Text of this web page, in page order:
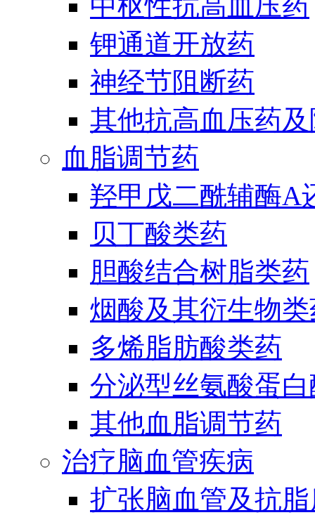
钾通道开放药
神经节阻断药
其他抗高血压药
血脂调节药
羟甲戊二酰辅酶A
贝丁酸类药
胆酸结合树脂类药
烟酸及其衍生物
多烯脂肪酸类药
分泌型丝氨酸蛋
其他血脂调节药
治疗脑血管疾病
扩张脑血管及抗